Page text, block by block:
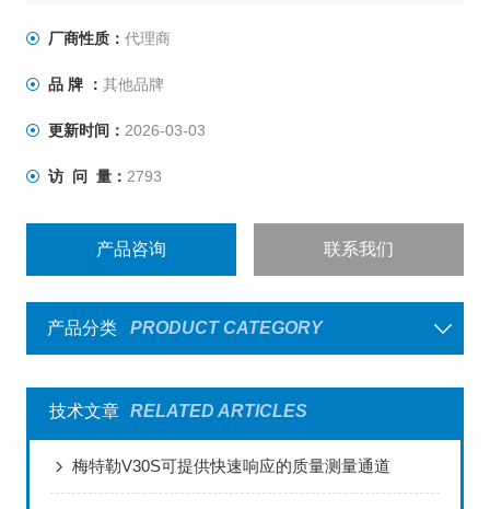
厂商性质： 代理商
品 牌 ： 其他品牌
更新时间： 2026-03-03
访 问 量： 2793
产品咨询 联系我们
产品分类 PRODUCT CATEGORY
技术文章 RELATED ARTICLES
梅特勒V30S可提供快速响应的质量测量通道